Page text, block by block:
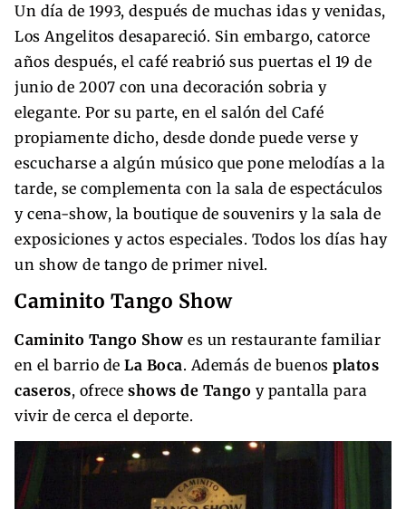
Un día de 1993, después de muchas idas y venidas,
Los Angelitos desapareció. Sin embargo, catorce
años después, el café reabrió sus puertas el 19 de
junio de 2007 con una decoración sobria y
elegante. Por su parte, en el salón del Café
propiamente dicho, desde donde puede verse y
escucharse a algún músico que pone melodías a la
tarde, se complementa con la sala de espectáculos
y cena-show, la boutique de souvenirs y la sala de
exposiciones y actos especiales. Todos los días hay
un show de tango de primer nivel.
Caminito Tango Show
Caminito Tango Show es un restaurante familiar
en el barrio de La Boca. Además de buenos platos
caseros, ofrece shows de Tango y pantalla para
vivir de cerca el deporte.